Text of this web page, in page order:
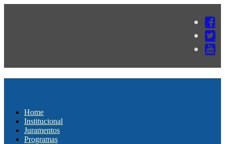
Home
Institucional
Juramentos
Programas